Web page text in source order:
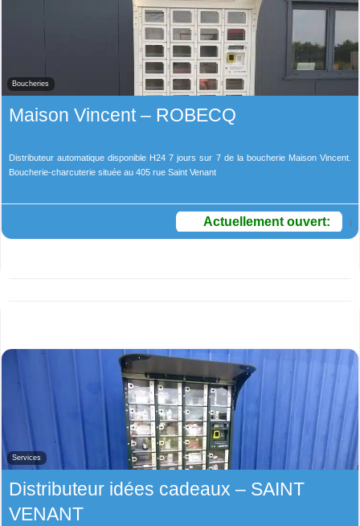
Boucheries
Maison Vincent – ROBECQ
Distributeur automatique disponible H24 7 jours sur 7 de la boucherie Maison Vincent.
Boucherie-charcuterie située au 405 rue Saint Venant
Actuellement ouvert:
Services
Distributeur idées cadeaux – SAINT
VENANT